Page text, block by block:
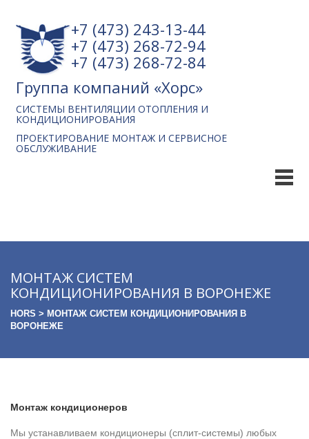
+7 (473) 243-13-44
+7 (473) 268-72-94
+7 (473) 268-72-84
Группа компаний «Хорс»
СИСТЕМЫ ВЕНТИЛЯЦИИ ОТОПЛЕНИЯ И
КОНДИЦИОНИРОВАНИЯ
ПРОЕКТИРОВАНИЕ МОНТАЖ И СЕРВИСНОЕ
ОБСЛУЖИВАНИЕ
МОНТАЖ СИСТЕМ
КОНДИЦИОНИРОВАНИЯ В ВОРОНЕЖЕ
HORS > МОНТАЖ СИСТЕМ КОНДИЦИОНИРОВАНИЯ В
ВОРОНЕЖЕ
Монтаж кондиционеров
Мы устанавливаем кондиционеры (сплит-системы) любых